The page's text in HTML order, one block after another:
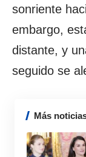
sonriente
embargo,
distante, y
seguido se
Más